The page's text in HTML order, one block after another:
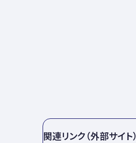
関連リンク（外部サイト）